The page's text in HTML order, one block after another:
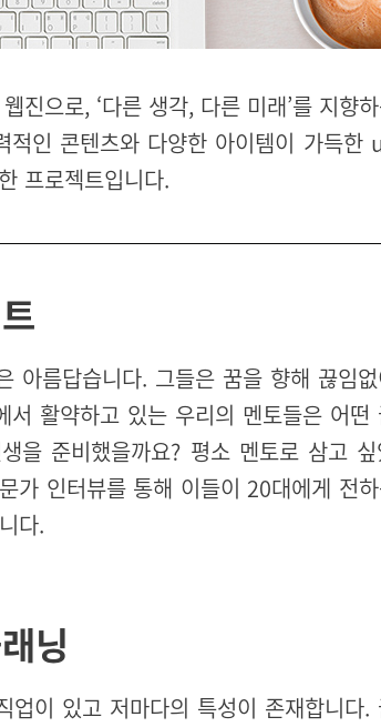
으로, ‘다른 생각, 다른 미래’를 지향하
적인 콘텐츠와 다양한 아이템이 가득한
프로젝트입니다.
아름답습니다. 그들은 꿈을 향해 끊임
서 활약하고 있는 우리의 멘토들은 어떤
을 준비했을까요? 평소 멘토로 삼고 싶
가 인터뷰를 통해 이들이 20대에게 전하
다.
닝
업이 있고 저마다의 특성이 존재합니다.